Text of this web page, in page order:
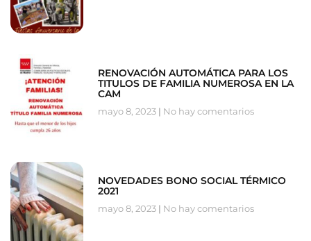
RENOVACIÓN AUTOMÁTICA PARA LOS
TITULOS DE FAMILIA NUMEROSA EN LA
CAM
mayo 8, 2023 No hay comentarios
NOVEDADES BONO SOCIAL TÉRMICO
2021
mayo 8, 2023 No hay comentarios